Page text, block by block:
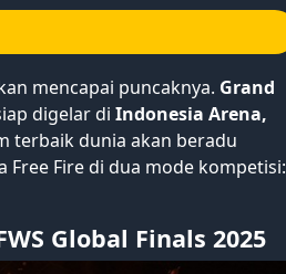
mencapai puncaknya. Grand
digelar di Indonesia Arena,
terbaik dunia akan beradu
Fire di dua mode kompetisi:
Global Finals 2025